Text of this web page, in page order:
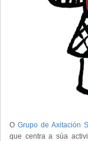
O Grupo de Axitación
que centra a súa